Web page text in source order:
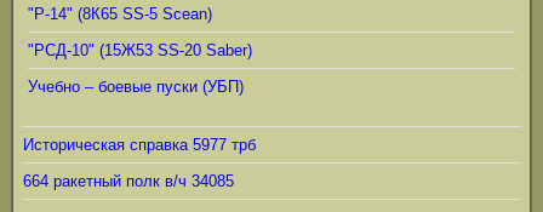
"Р-14" (8К65 SS-5 Scean)
"РСД-10" (15Ж53 SS-20 Saber)
Учебно – боевые пуски (УБП)
Историческая справка 5977 трб
664 ракетный полк в/ч 34085